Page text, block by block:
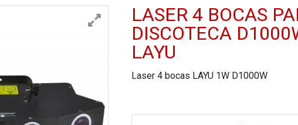
LASER 4 BOCAS
DISCOTECA
LAYU
Laser 4 bocas LAYU 1W D1000W